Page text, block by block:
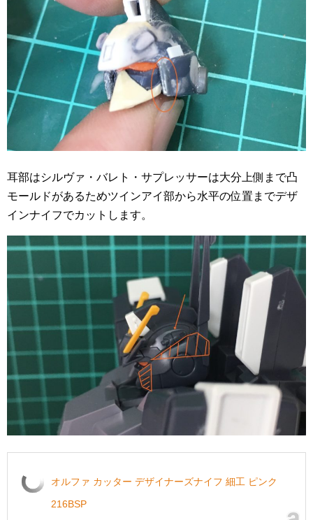
耳部はシルヴァ・バレト・サプレッサーは大分上側まで凸
モールドがあるためツインアイ部から水平の位置までデザ
インナイフでカットします。
オルファ カッター デザイナーズナイフ 細工 ピンク
216BSP